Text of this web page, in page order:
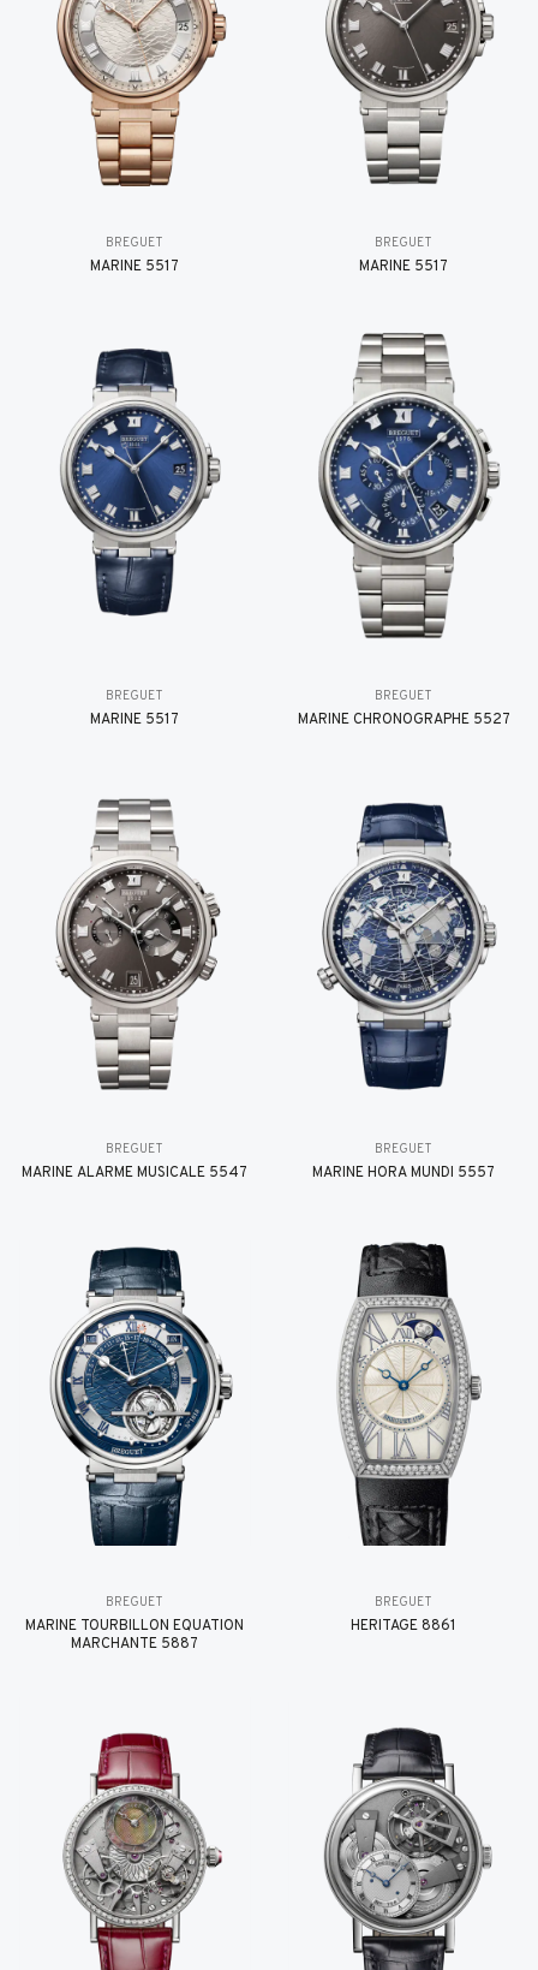
BREGUET
MARINE 5517
BREGUET
MARINE 5517
BREGUET
MARINE 5517
BREGUET
MARINE CHRONOGRAPHE 5527
BREGUET
MARINE ALARME MUSICALE 5547
BREGUET
MARINE HORA MUNDI 5557
BREGUET
MARINE TOURBILLON ÉQUATION
MARCHANTE 5887
BREGUET
HÉRITAGE 8861